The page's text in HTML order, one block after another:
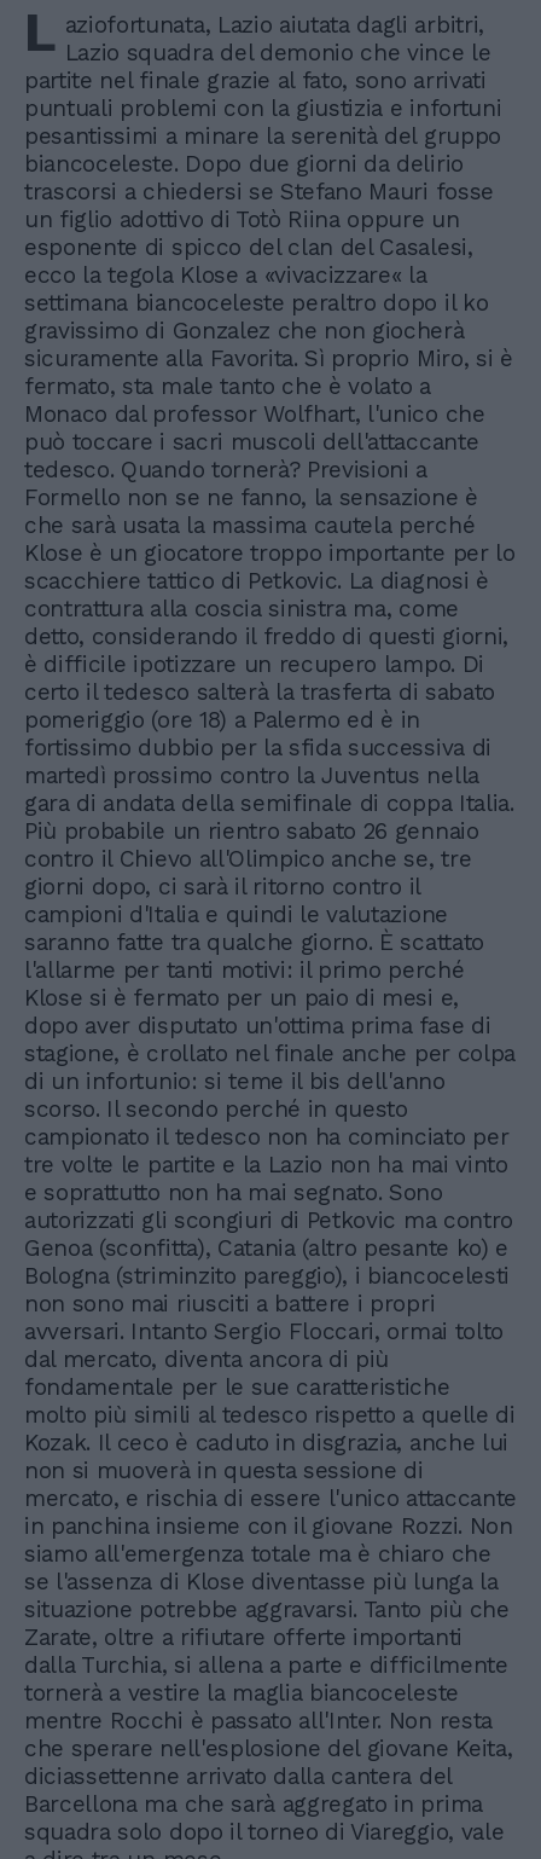
L aziofortunata, Lazio aiutata dagli arbitri,
Lazio squadra del demonio che vince le
partite nel finale grazie al fato, sono arrivati
puntuali problemi con la giustizia e infortuni
pesantissimi a minare la serenità del gruppo
biancoceleste. Dopo due giorni da delirio
trascorsi a chiedersi se Stefano Mauri fosse
un figlio adottivo di Totò Riina oppure un
esponente di spicco del clan del Casalesi,
ecco la tegola Klose a «vivacizzare« la
settimana biancoceleste peraltro dopo il ko
gravissimo di Gonzalez che non giocherà
sicuramente alla Favorita. Sì proprio Miro, si è
fermato, sta male tanto che è volato a
Monaco dal professor Wolfhart, l'unico che
può toccare i sacri muscoli dell'attaccante
tedesco. Quando tornerà? Previsioni a
Formello non se ne fanno, la sensazione è
che sarà usata la massima cautela perché
Klose è un giocatore troppo importante per lo
scacchiere tattico di Petkovic. La diagnosi è
contrattura alla coscia sinistra ma, come
detto, considerando il freddo di questi giorni,
è difficile ipotizzare un recupero lampo. Di
certo il tedesco salterà la trasferta di sabato
pomeriggio (ore 18) a Palermo ed è in
fortissimo dubbio per la sfida successiva di
martedì prossimo contro la Juventus nella
gara di andata della semifinale di coppa Italia.
Più probabile un rientro sabato 26 gennaio
contro il Chievo all'Olimpico anche se, tre
giorni dopo, ci sarà il ritorno contro il
campioni d'Italia e quindi le valutazione
saranno fatte tra qualche giorno. È scattato
l'allarme per tanti motivi: il primo perché
Klose si è fermato per un paio di mesi e,
dopo aver disputato un'ottima prima fase di
stagione, è crollato nel finale anche per colpa
di un infortunio: si teme il bis dell'anno
scorso. Il secondo perché in questo
campionato il tedesco non ha cominciato per
tre volte le partite e la Lazio non ha mai vinto
e soprattutto non ha mai segnato. Sono
autorizzati gli scongiuri di Petkovic ma contro
Genoa (sconfitta), Catania (altro pesante ko) e
Bologna (striminzito pareggio), i biancocelesti
non sono mai riusciti a battere i propri
avversari. Intanto Sergio Floccari, ormai tolto
dal mercato, diventa ancora di più
fondamentale per le sue caratteristiche
molto più simili al tedesco rispetto a quelle di
Kozak. Il ceco è caduto in disgrazia, anche lui
non si muoverà in questa sessione di
mercato, e rischia di essere l'unico attaccante
in panchina insieme con il giovane Rozzi. Non
siamo all'emergenza totale ma è chiaro che
se l'assenza di Klose diventasse più lunga la
situazione potrebbe aggravarsi. Tanto più che
Zarate, oltre a rifiutare offerte importanti
dalla Turchia, si allena a parte e difficilmente
tornerà a vestire la maglia biancoceleste
mentre Rocchi è passato all'Inter. Non resta
che sperare nell'esplosione del giovane Keita,
diciassettenne arrivato dalla cantera del
Barcellona ma che sarà aggregato in prima
squadra solo dopo il torneo di Viareggio, vale